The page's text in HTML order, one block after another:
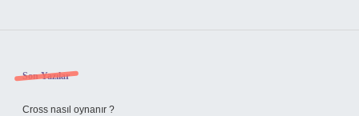
Sidebar
Son Yazılar
Cross nasıl oynanır ?